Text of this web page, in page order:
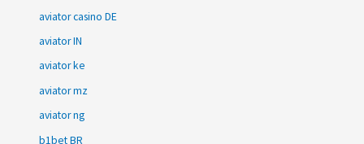
aviator casino DE
aviator IN
aviator ke
aviator mz
aviator ng
b1bet BR